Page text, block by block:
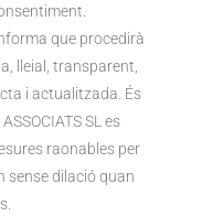
que procedirà
lleial, transparent,
i actualitzada. És
SL es
raonables per
sense dilació quan